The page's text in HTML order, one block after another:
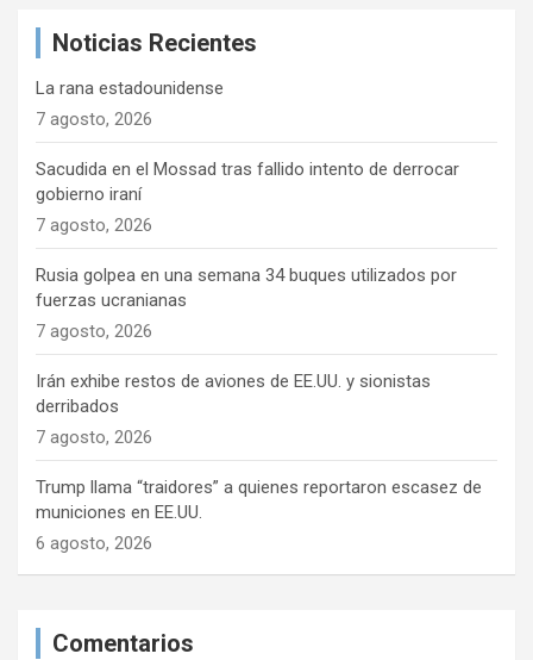
Noticias Recientes
La rana estadounidense
7 agosto, 2026
Sacudida en el Mossad tras fallido intento de derrocar
gobierno iraní
7 agosto, 2026
Rusia golpea en una semana 34 buques utilizados por
fuerzas ucranianas
7 agosto, 2026
Irán exhibe restos de aviones de EE.UU. y sionistas
derribados
7 agosto, 2026
Trump llama “traidores” a quienes reportaron escasez de
municiones en EE.UU.
6 agosto, 2026
Comentarios